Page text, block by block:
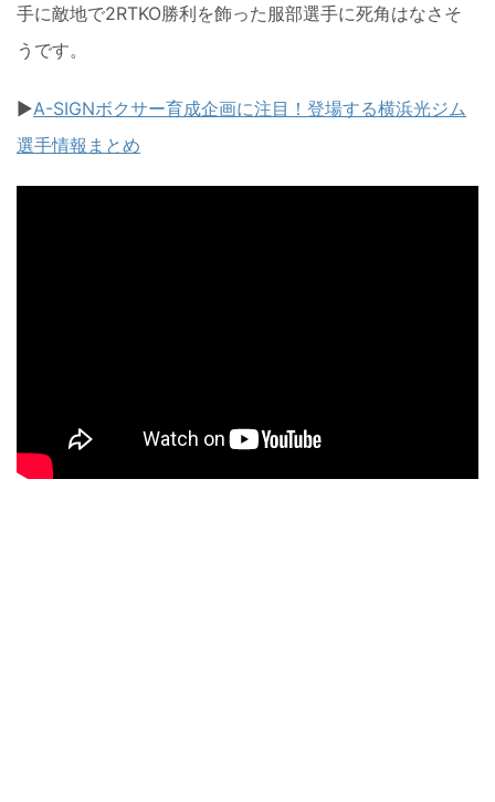
手に敵地で2RTKO勝利を飾った服部選手に死角はなさそ
うです。
▶︎A-SIGNボクサー育成企画に注目！登場する横浜光ジム
選手情報まとめ